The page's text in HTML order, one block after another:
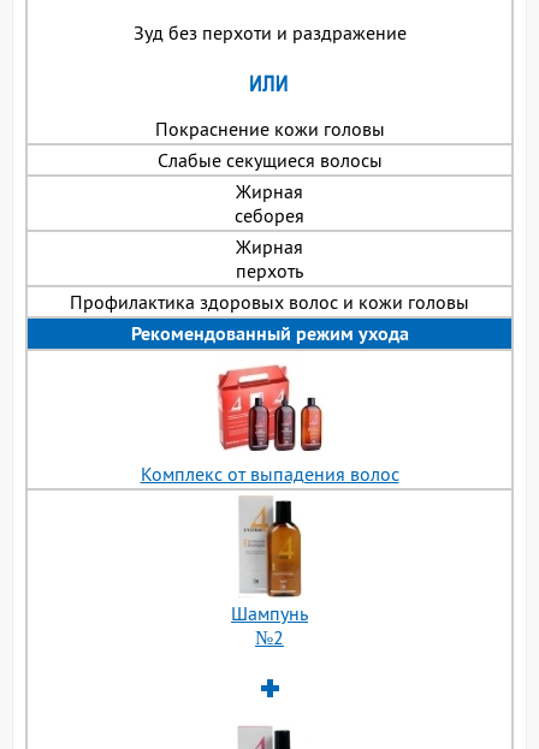
Зуд без перхоти и раздражение
Покраснение кожи головы
Слабые секущиеся волосы
Жирная
себорея
Жирная
перхоть
Профилактика здоровых волос и кожи головы
Рекомендованный режим ухода
Комплекс от выпадения волос
Шампунь
№2